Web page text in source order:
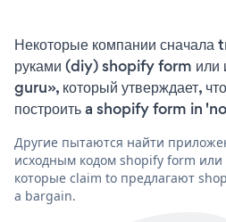
Некоторые компании сначала
руками (diy) shopify form
guru», который утверждает,
построить a shopify form in
Другие пытаются найти
исходным кодом shopify form
которые claim to предлагают
a bargain.